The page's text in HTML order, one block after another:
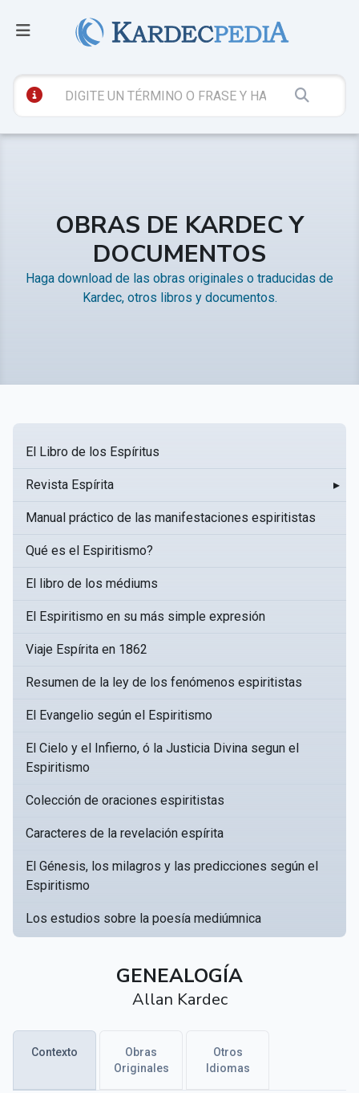
OBRAS DE KARDEC Y
DOCUMENTOS
Haga download de las obras originales o traducidas de
Kardec, otros libros y documentos.
El Libro de los Espíritus
Revista Espírita ▸
Manual práctico de las manifestaciones espiritistas
Qué es el Espiritismo?
El libro de los médiums
El Espiritismo en su más simple expresión
Viaje Espírita en 1862
Resumen de la ley de los fenómenos espiritistas
El Evangelio según el Espiritismo
El Cielo y el Infierno, ó la Justicia Divina segun el
Espiritismo
Colección de oraciones espiritistas
Caracteres de la revelación espírita
El Génesis, los milagros y las predicciones según el
Espiritismo
Los estudios sobre la poesía mediúmnica
a crear una Bibliotèca Espírita
Obras póstumas de Allan Kardec
Hippolyte Léon Denizard Rivail
Textos citados en El libro de los médiums
GENEALOGÍA
Allan Kardec
Contexto
Obras
Originales
Otros
Idiomas